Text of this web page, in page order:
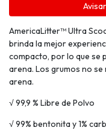
AmericaLitter™ Ultra
brinda la mejor
compacto, por lo que se
arena. Los grumos no
arena.
√ 99,9 % Libre de Polvo
√ 99% bentonita y 1%